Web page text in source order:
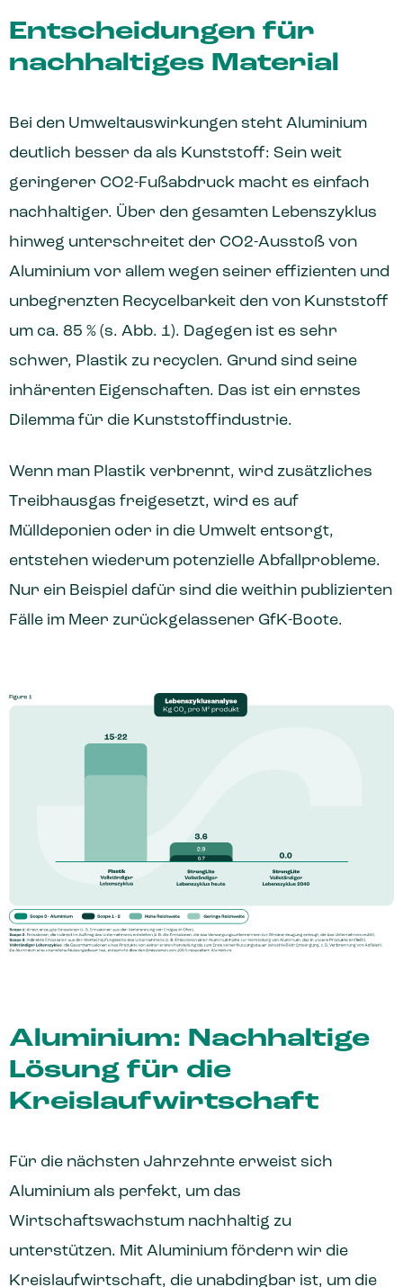
Entscheidungen für
nachhaltiges Material
Bei den Umweltauswirkungen steht Aluminium
deutlich besser da als Kunststoff: Sein weit
geringerer CO2-Fußabdruck macht es einfach
nachhaltiger. Über den gesamten Lebenszyklus
hinweg unterschreitet der CO2-Ausstoß von
Aluminium vor allem wegen seiner effizienten und
unbegrenzten Recycelbarkeit den von Kunststoff
um ca. 85 % (s. Abb. 1). Dagegen ist es sehr
schwer, Plastik zu recyclen. Grund sind seine
inhärenten Eigenschaften. Das ist ein ernstes
Dilemma für die Kunststoffindustrie.
Wenn man Plastik verbrennt, wird zusätzliches
Treibhausgas freigesetzt, wird es auf
Mülldeponien oder in die Umwelt entsorgt,
entstehen wiederum potenzielle Abfallprobleme.
Nur ein Beispiel dafür sind die weithin publizierten
Fälle im Meer zurückgelassener GfK-Boote.
Aluminium: Nachhaltige
Lösung für die
Kreislaufwirtschaft
Für die nächsten Jahrzehnte erweist sich
Aluminium als perfekt, um das
Wirtschaftswachstum nachhaltig zu
unterstützen. Mit Aluminium fördern wir die
Kreislaufwirtschaft, die unabdingbar ist, um die